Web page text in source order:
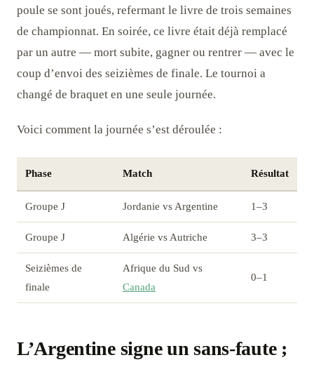
poule se sont joués, refermant le livre de trois semaines
de championnat. En soirée, ce livre était déjà remplacé
par un autre — mort subite, gagner ou rentrer — avec le
coup d’envoi des seizièmes de finale. Le tournoi a
changé de braquet en une seule journée.
Voici comment la journée s’est déroulée :
Phase Match Résultat
Groupe J Jordanie vs Argentine 1–3
Groupe J Algérie vs Autriche 3–3
Seizièmes de
finale
Afrique du Sud vs
Canada
0–1
L’Argentine signe un sans-faute ;